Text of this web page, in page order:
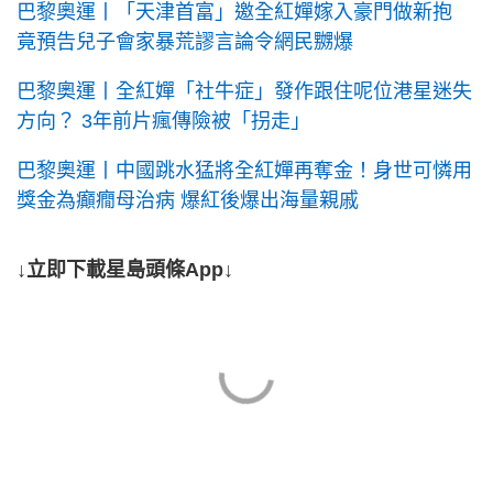
巴黎奧運丨「天津首富」邀全紅嬋嫁入豪門做新抱
竟預告兒子會家暴荒謬言論令網民嬲爆
巴黎奧運丨全紅嬋「社牛症」發作跟住呢位港星迷失
方向？ 3年前片瘋傳險被「拐走」
巴黎奧運丨中國跳水猛將全紅嬋再奪金！身世可憐用
獎金為癲癇母治病 爆紅後爆出海量親戚
↓立即下載星島頭條App↓